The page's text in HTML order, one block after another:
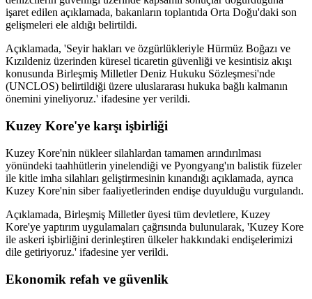
işaret edilen açıklamada, bakanların toplantıda Orta Doğu'daki son
gelişmeleri ele aldığı belirtildi.
Açıklamada, 'Seyir hakları ve özgürlükleriyle Hürmüz Boğazı ve
Kızıldeniz üzerinden küresel ticaretin güvenliği ve kesintisiz akışı
konusunda Birleşmiş Milletler Deniz Hukuku Sözleşmesi'nde
(UNCLOS) belirtildiği üzere uluslararası hukuka bağlı kalmanın
önemini yineliyoruz.' ifadesine yer verildi.
Kuzey Kore'ye karşı işbirliği
Kuzey Kore'nin nükleer silahlardan tamamen arındırılması
yönündeki taahhütlerin yinelendiği ve Pyongyang'ın balistik füzeler
ile kitle imha silahları geliştirmesinin kınandığı açıklamada, ayrıca
Kuzey Kore'nin siber faaliyetlerinden endişe duyulduğu vurgulandı.
Açıklamada, Birleşmiş Milletler üyesi tüm devletlere, Kuzey
Kore'ye yaptırım uygulamaları çağrısında bulunularak, 'Kuzey Kore
ile askeri işbirliğini derinleştiren ülkeler hakkındaki endişelerimizi
dile getiriyoruz.' ifadesine yer verildi.
Ekonomik refah ve güvenlik